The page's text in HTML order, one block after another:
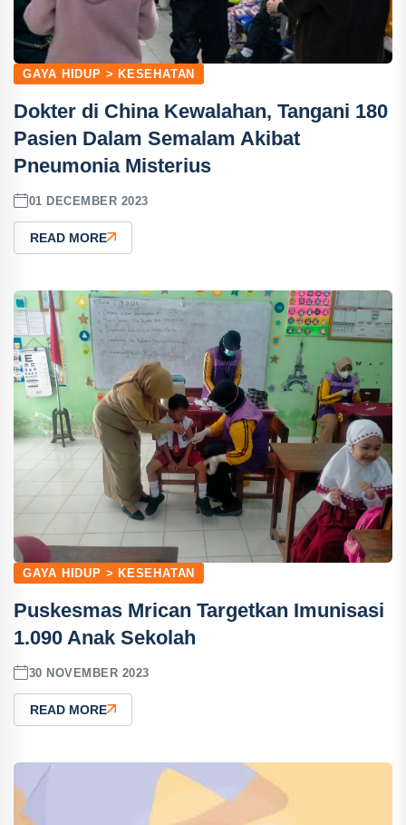
GAYA HIDUP > KESEHATAN
Dokter di China Kewalahan, Tangani 180
Pasien Dalam Semalam Akibat
Pneumonia Misterius
01 DECEMBER 2023
READ MORE
GAYA HIDUP > KESEHATAN
Puskesmas Mrican Targetkan Imunisasi
1.090 Anak Sekolah
30 NOVEMBER 2023
READ MORE